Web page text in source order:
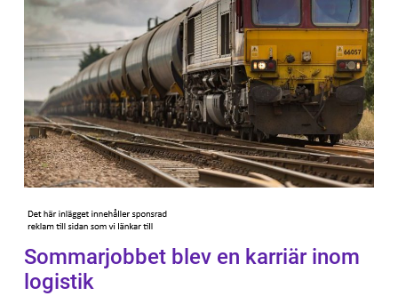
Sommarjobbet blev en karriär inom
logistik